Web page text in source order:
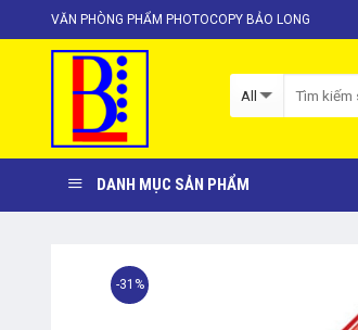
to
VĂN PHÒNG PHẨM PHOTOCOPY BẢO LONG
DANH MỤC SẢN PHẨM
-31%